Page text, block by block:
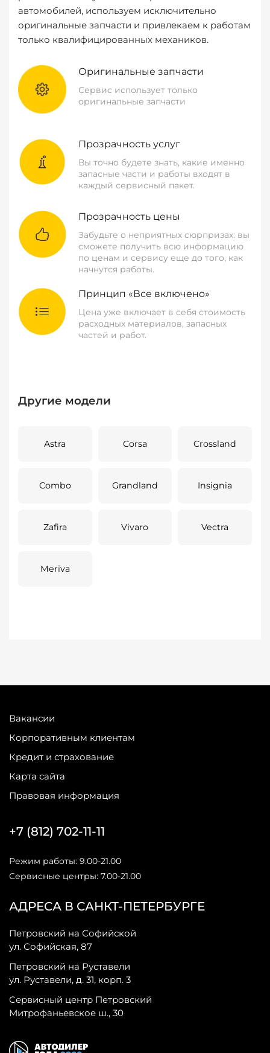
автомобилей, используем исключительно
оригинальные запчасти и привлекаем к работам
только квалифицированных механиков.
Оригинальные запчасти
Сервис использует только
оригинальные запчасти
Прозрачность услуг
Вы точно будете знать, какие именно
запасные части и работы входят в
каждый сервисный пакет.
Прозрачность цены
Забудьте о неприятных сюрпризах: вы
сможете получить всю информацию
по ценам и сервису еще до того, как
начнутся работы.
Принцип «Все включено»
Цена уже включает в себя стоимость
расходных материалов, запасных
частей и работ.
Другие модели
Astra Corsa Crossland
Combo Grandland Insignia
Zafira Vivaro Vectra
Meriva
Вакансии
Корпоративным клиентам
Кредит и страхование
Карта сайта
Правовая информация
АДРЕСА В САНКТ-ПЕТЕРБУРГЕ
Петровский на Софийской
ул. Софийская, 87
Петровский на Руставели
ул. Руставели, д. 31, корп. 3
Сервисный центр Петровский
Митрофаньевское ш., 30
+7 (812) 702-11-11
Режим работы: 9.00-21.00
Сервисные центры: 7.00-21.00